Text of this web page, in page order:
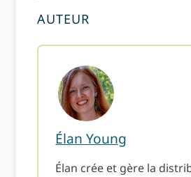
AUTEUR
Élan Young
Élan crée et gère la